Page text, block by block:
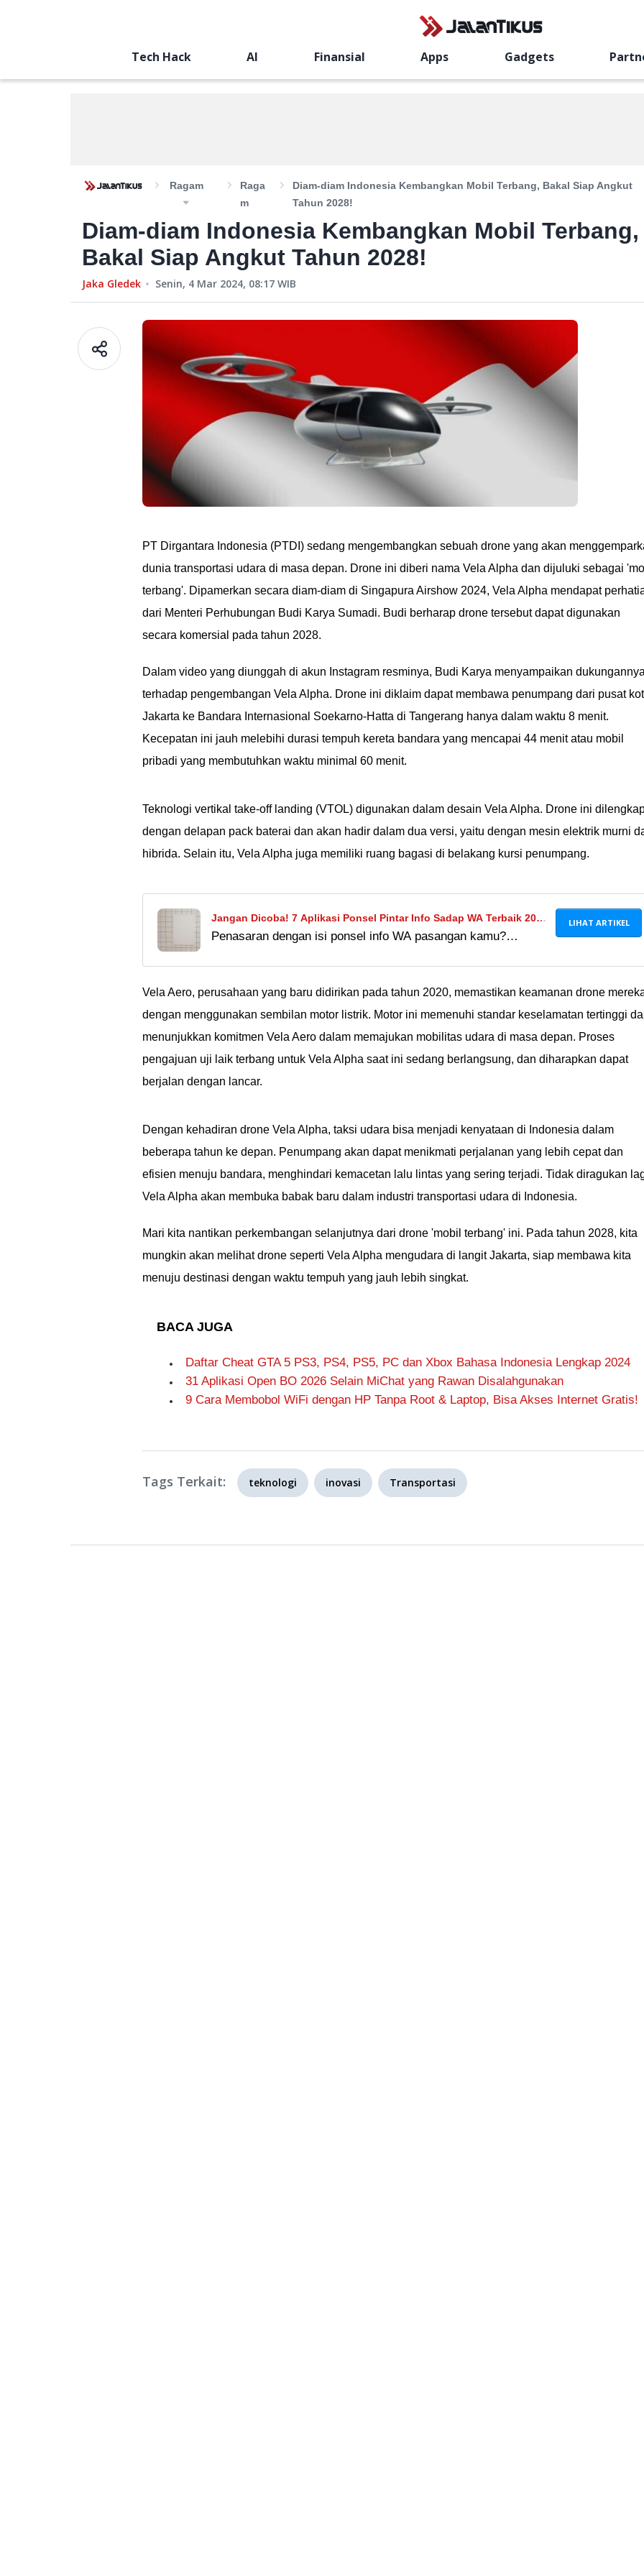
Tech Hack AI Finansial Apps Gadgets
Ragam
Raga
M
Diam-diam Indonesia Kembangkan Mobil Terbang, Bakal Siap Angkut
Tahun 2028!
Diam-diam Indonesia Kembangkan Mobil Terbang,
Bakal Siap Angkut Tahun 2028!
Jaka Gledek Senin, 4 Mar 2024, 08:17 WIB
PT Dirgantara Indonesia (PTDI) sedang mengembangkan sebuah drone yang akan
dunia transportasi udara di masa depan. Drone ini diberi nama Vela Alpha dan dijuluki sebagai
terbang'. Dipamerkan secara diam-diam di Singapura Airshow 2024, Vela Alpha mendapat
dari Menteri Perhubungan Budi Karya Sumadi. Budi berharap drone tersebut dapat digunakan
secara komersial pada tahun 2028.
Dalam video yang diunggah di akun Instagram resminya, Budi Karya menyampaikan dukungannya
terhadap pengembangan Vela Alpha. Drone ini diklaim dapat membawa penumpang dari pusat
Jakarta ke Bandara Internasional Soekarno-Hatta di Tangerang hanya dalam waktu 8 menit.
Kecepatan ini jauh melebihi durasi tempuh kereta bandara yang mencapai 44 menit atau mobil
pribadi yang membutuhkan waktu minimal 60 menit.
Teknologi vertikal take-off landing (VTOL) digunakan dalam desain Vela Alpha. Drone ini
dengan delapan pack baterai dan akan hadir dalam dua versi, yaitu dengan mesin elektrik murni
hibrida. Selain itu, Vela Alpha juga memiliki ruang bagasi di belakang kursi penumpang.
Jangan Dicoba! 7 Aplikasi Ponsel Pintar Info Sadap WA Terbaik 2024,
Berisiko Tinggi!
Penasaran dengan isi ponsel info WA pasangan kamu?
LIHAT ARTIKEL
Vela Aero, perusahaan yang baru didirikan pada tahun 2020, memastikan keamanan drone
dengan menggunakan sembilan motor listrik. Motor ini memenuhi standar keselamatan tertinggi
menunjukkan komitmen Vela Aero dalam memajukan mobilitas udara di masa depan. Proses
pengajuan uji laik terbang untuk Vela Alpha saat ini sedang berlangsung, dan diharapkan dapat
berjalan dengan lancar.
Dengan kehadiran drone Vela Alpha, taksi udara bisa menjadi kenyataan di Indonesia dalam
beberapa tahun ke depan. Penumpang akan dapat menikmati perjalanan yang lebih cepat dan
efisien menuju bandara, menghindari kemacetan lalu lintas yang sering terjadi. Tidak diragukan
Vela Alpha akan membuka babak baru dalam industri transportasi udara di Indonesia.
Mari kita nantikan perkembangan selanjutnya dari drone 'mobil terbang' ini. Pada tahun 2028, kita
mungkin akan melihat drone seperti Vela Alpha mengudara di langit Jakarta, siap membawa kita
menuju destinasi dengan waktu tempuh yang jauh lebih singkat.
BACA JUGA
Daftar Cheat GTA 5 PS3, PS4, PS5, PC dan Xbox Bahasa Indonesia Lengkap 2024
31 Aplikasi Open BO 2026 Selain MiChat yang Rawan Disalahgunakan
9 Cara Membobol WiFi dengan HP Tanpa Root & Laptop, Bisa Akses Internet Gratis!
Tags Terkait: teknologi inovasi Transportasi